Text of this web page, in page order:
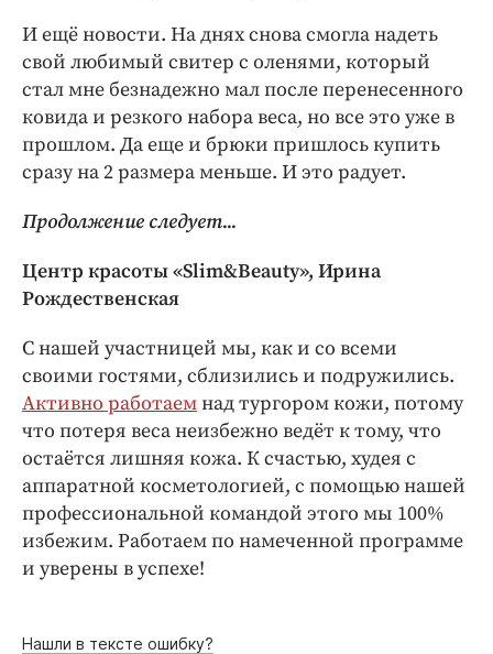
И ещё новости. На днях снова смогла надеть
свой любимый свитер с оленями, который
стал мне безнадежно мал после перенесенного
ковида и резкого набора веса, но все это уже в
прошлом. Да еще и брюки пришлось купить
сразу на 2 размера меньше. И это радует.
Продолжение следует...
Центр красоты «Slim&Beauty», Ирина
Рождественская
С нашей участницей мы, как и со всеми
своими гостями, сблизились и подружились.
Активно работаемнад тургором кожи, потому
что потеря веса неизбежно ведёт к тому, что
остаётся лишняя кожа. К счастью, худея с
аппаратной косметологией, с помощью нашей
профессиональной командой этого мы 100%
избежим. Работаем по намеченной программе
и уверены в успехе!
Нашли в тексте ошибку?